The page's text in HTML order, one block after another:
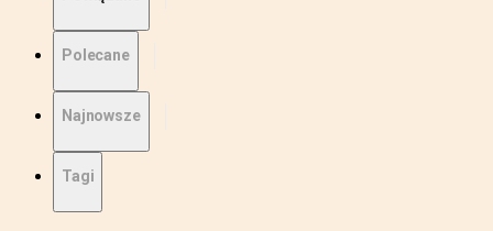
Polecane
Najnowsze
Tagi